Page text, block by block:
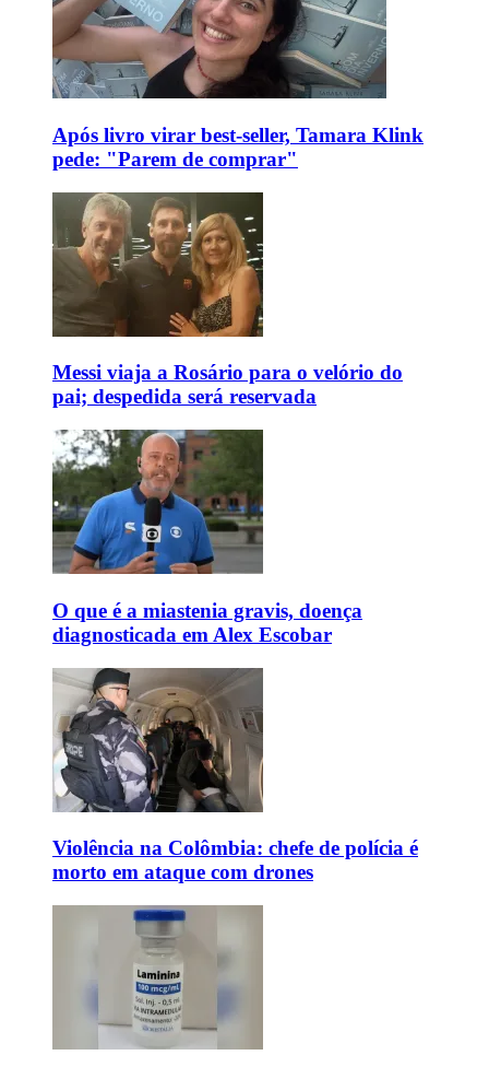
Após livro virar best-seller, Tamara Klink
pede: "Parem de comprar"
Messi viaja a Rosário para o velório do
pai; despedida será reservada
O que é a miastenia gravis, doença
diagnosticada em Alex Escobar
Violência na Colômbia: chefe de polícia é
morto em ataque com drones